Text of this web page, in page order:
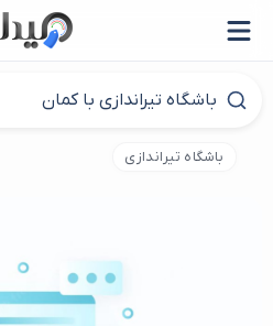
باشگاه تیراندازی